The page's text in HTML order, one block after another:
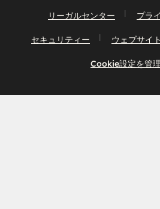
リーガルセンター プラ
セキュリティー ウェブサイ
Cookie設定を管